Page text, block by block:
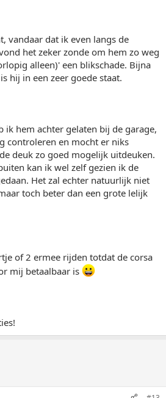
vandaar dat ik even langs de
het zeker zonde om hem zo weg
alleen)' een blikschade. Bijna
hij in een zeer goede staat.
ik hem achter gelaten bij de garage,
controleren en mocht er niks
deuk zo goed mogelijk uitdeuken.
kan ik wel zelf gezien ik de
Het zal echter natuurlijk niet
toch beter dan een grote lelijk
of 2 ermee rijden totdat de corsa
mij betaalbaar is